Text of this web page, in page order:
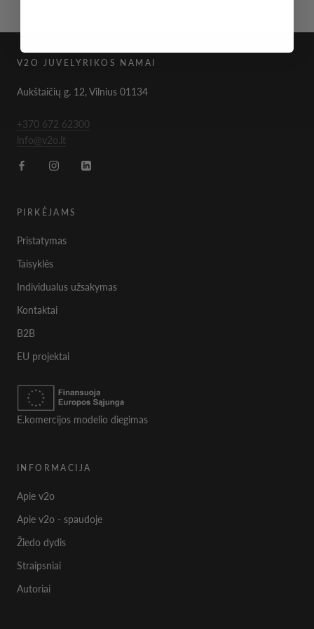
V2O JUVELYRIKOS NAMAI
Aukštaičių g. 12, Vilnius 01134
+370 672 62300
info@v2o.lt
PIRKĖJAMS
Pristatymas
Taisyklės
Individualus užsakymas
Kontaktai
B2B
EU projektai
E.komercijos modelio diegimas
INFORMACIJA
Apie v2o
Apie v2o - spaudoje
Žiedo dydis
Straipsniai
Autoriai